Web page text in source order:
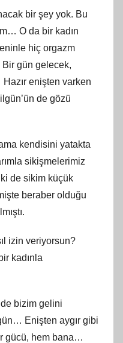
bir şey yok. Bu
O da bir kadın
hiç orgazm
gün gelecek,
enişten varken
de gözü
kendisini yatakta
sikişmelerimiz
de sikim küçük
beraber olduğu
izin veriyorsun?
kadınla
bizim gelini
Enişten aygır gibi
gücü, hem bana…